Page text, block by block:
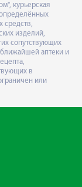
курьерская
средств,
изделий,
сопутствующих
аптеки и
в
или